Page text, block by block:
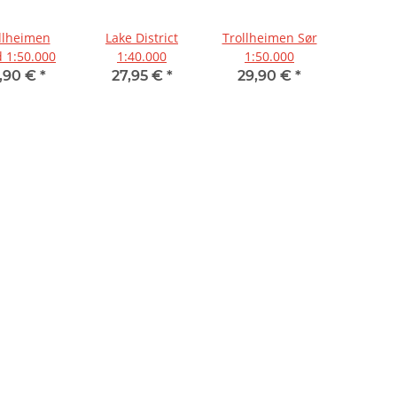
1:50.000
€ *
Lake District
1:40.000
27,95 € *
Trollheimen Sør
1:50.000
29,90 € *